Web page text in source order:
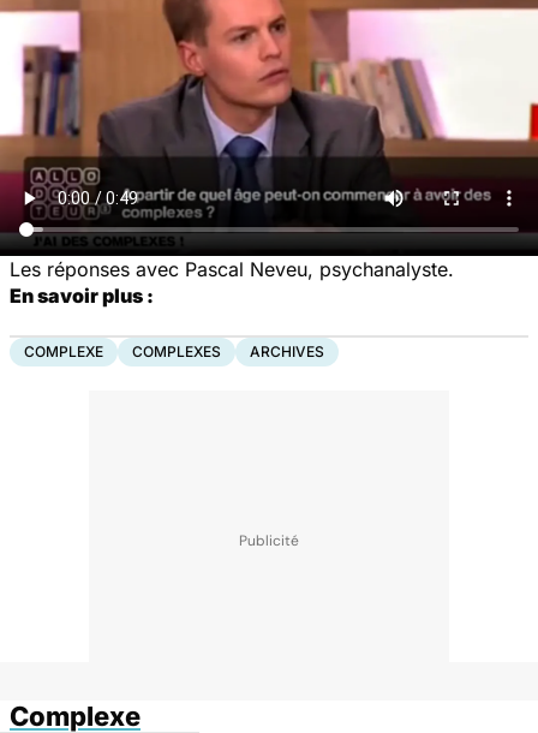
Les réponses avec Pascal Neveu, psychanalyste.
En savoir plus :
COMPLEXE COMPLEXES ARCHIVES
Complexe